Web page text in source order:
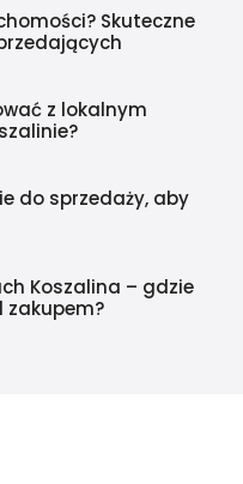
Skuteczne
z lokalnym
do sprzedaży, aby
Koszalina – gdzie
zakupem?